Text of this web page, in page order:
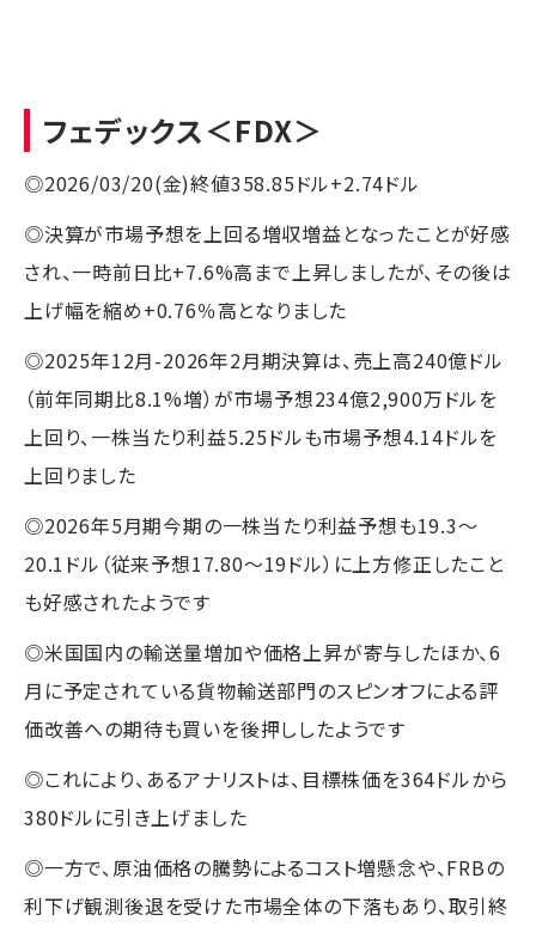
フェデックス＜FDX＞
◎2026/03/20(金)終値358.85ドル+2.74ドル
◎決算が市場予想を上回る増収増益となったことが好感
され、一時前日比+7.6%高まで上昇しましたが、その後は
上げ幅を縮め+0.76％高となりました
◎2025年12月-2026年2月期決算は、売上高240億ドル
（前年同期比8.1%増）が市場予想234億2,900万ドルを
上回り、一株当たり利益5.25ドルも市場予想4.14ドルを
上回りました
◎2026年5月期今期の一株当たり利益予想も19.3〜
20.1ドル（従来予想17.80〜19ドル）に上方修正したこと
も好感されたようです
◎米国国内の輸送量増加や価格上昇が寄与したほか、6
月に予定されている貨物輸送部門のスピンオフによる評
価改善への期待も買いを後押ししたようです
◎これにより、あるアナリストは、目標株価を364ドルから
380ドルに引き上げました
◎一方で、原油価格の騰勢によるコスト増懸念や、FRBの
利下げ観測後退を受けた市場全体の下落もあり、取引終